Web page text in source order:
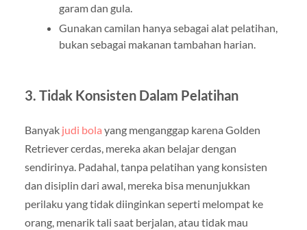
garam dan gula.
Gunakan camilan hanya sebagai alat pelatihan,
bukan sebagai makanan tambahan harian.
3. Tidak Konsisten Dalam Pelatihan
Banyak judi bola yang menganggap karena Golden
Retriever cerdas, mereka akan belajar dengan
sendirinya. Padahal, tanpa pelatihan yang konsisten
dan disiplin dari awal, mereka bisa menunjukkan
perilaku yang tidak diinginkan seperti melompat ke
orang, menarik tali saat berjalan, atau tidak mau